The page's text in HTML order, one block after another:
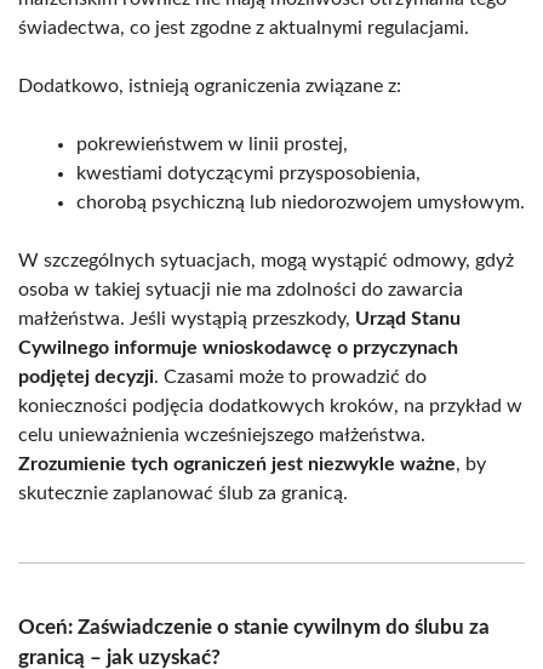
świadectwa, co jest zgodne z aktualnymi regulacjami.
Dodatkowo, istnieją ograniczenia związane z:
pokrewieństwem w linii prostej,
kwestiami dotyczącymi przysposobienia,
chorobą psychiczną lub niedorozwojem umysłowym.
W szczególnych sytuacjach, mogą wystąpić odmowy, gdyż
osoba w takiej sytuacji nie ma zdolności do zawarcia
małżeństwa. Jeśli wystąpią przeszkody, Urząd Stanu
Cywilnego informuje wnioskodawcę o przyczynach
podjętej decyzji. Czasami może to prowadzić do
konieczności podjęcia dodatkowych kroków, na przykład w
celu unieważnienia wcześniejszego małżeństwa.
Zrozumienie tych ograniczeń jest niezwykle ważne, by
skutecznie zaplanować ślub za granicą.
Oceń: Zaświadczenie o stanie cywilnym do ślubu za
granicą – jak uzyskać?